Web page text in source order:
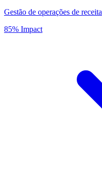
Gestão de operações de receita
85% Impact